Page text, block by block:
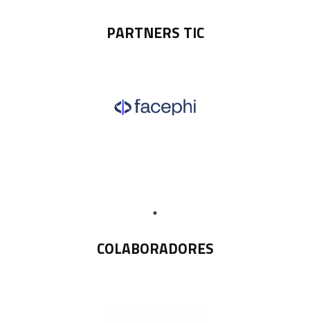
PARTNERS TIC
COLABORADORES